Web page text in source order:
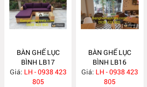
BÀN GHẾ LỤC
BÌNH LB17
Giá: LH - 0938 423
805
BÀN GHẾ LỤC
BÌNH LB16
Giá: LH - 0938 423
805